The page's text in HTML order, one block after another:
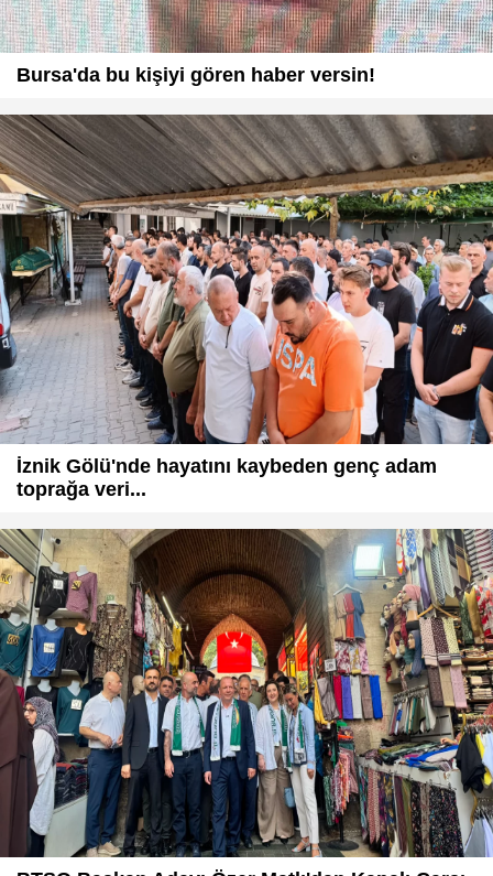
Bursa'da bu kişiyi gören haber versin!
İznik Gölü'nde hayatını kaybeden genç adam
toprağa veri...